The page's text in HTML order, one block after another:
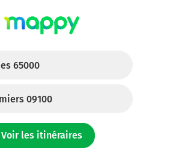
65000
09100
Voir les itinéraires